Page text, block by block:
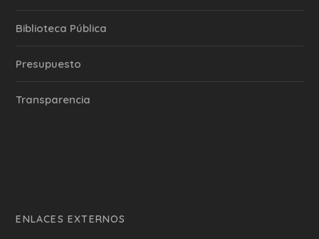
Biblioteca Pública
Presupuesto
Transparencia
ENLACES EXTERNOS